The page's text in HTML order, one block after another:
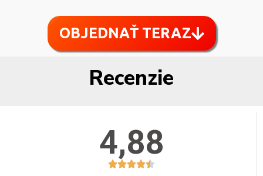
OBJEDNAŤ TERAZ
Recenzie
4,88